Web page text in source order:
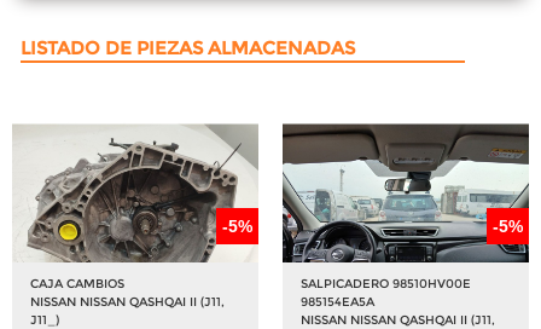
LISTADO DE PIEZAS ALMACENADAS
-5%
CAJA CAMBIOS
NISSAN NISSAN QASHQAI II (J11,
J11_)
-5%
SALPICADERO 98510HV00E
985154EA5A
NISSAN NISSAN QASHQAI II (J11,